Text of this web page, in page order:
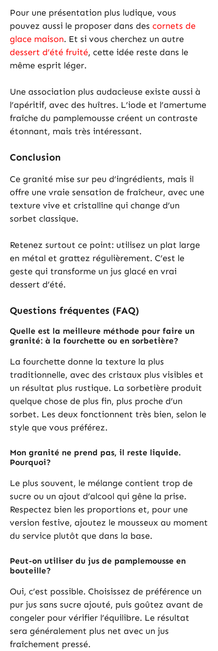
Pour une présentation plus ludique, vous
pouvez aussi le proposer dans des cornets de
glace maison. Et si vous cherchez un autre
dessert d’été fruité, cette idée reste dans le
même esprit léger.
Une association plus audacieuse existe aussi à
l’apéritif, avec des huîtres. L’iode et l’amertume
fraîche du pamplemousse créent un contraste
étonnant, mais très intéressant.
Conclusion
Ce granité mise sur peu d’ingrédients, mais il
offre une vraie sensation de fraîcheur, avec une
texture vive et cristalline qui change d’un
sorbet classique.
Retenez surtout ce point: utilisez un plat large
en métal et grattez régulièrement. C’est le
geste qui transforme un jus glacé en vrai
dessert d’été.
Questions fréquentes (FAQ)
Quelle est la meilleure méthode pour faire un
granité: à la fourchette ou en sorbetière?
La fourchette donne la texture la plus
traditionnelle, avec des cristaux plus visibles et
un résultat plus rustique. La sorbetière produit
quelque chose de plus fin, plus proche d’un
sorbet. Les deux fonctionnent très bien, selon le
style que vous préférez.
Mon granité ne prend pas, il reste liquide.
Pourquoi?
Le plus souvent, le mélange contient trop de
sucre ou un ajout d’alcool qui gêne la prise.
Respectez bien les proportions et, pour une
version festive, ajoutez le mousseux au moment
du service plutôt que dans la base.
Peut-on utiliser du jus de pamplemousse en
bouteille?
Oui, c’est possible. Choisissez de préférence un
pur jus sans sucre ajouté, puis goûtez avant de
congeler pour vérifier l’équilibre. Le résultat
sera généralement plus net avec un jus
fraîchement pressé.